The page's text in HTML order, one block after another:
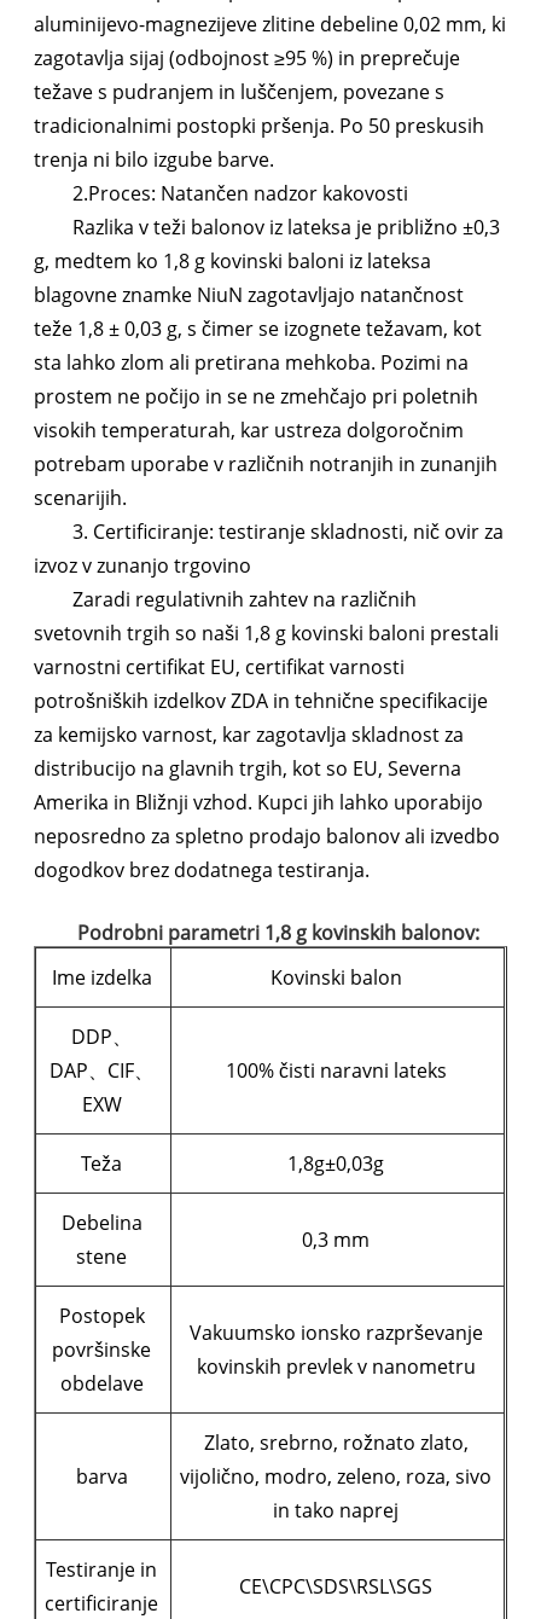
aluminijevo-magnezijeve zlitine debeline 0,02 mm, ki
zagotavlja sijaj (odbojnost ≥95 %) in preprečuje
težave s pudranjem in luščenjem, povezane s
tradicionalnimi postopki pršenja. Po 50 preskusih
trenja ni bilo izgube barve.
2.Proces: Natančen nadzor kakovosti
Razlika v teži balonov iz lateksa je približno ±0,3
g, medtem ko 1,8 g kovinski baloni iz lateksa
blagovne znamke NiuN zagotavljajo natančnost
teže 1,8 ± 0,03 g, s čimer se izognete težavam, kot
sta lahko zlom ali pretirana mehkoba. Pozimi na
prostem ne počijo in se ne zmehčajo pri poletnih
visokih temperaturah, kar ustreza dolgoročnim
potrebam uporabe v različnih notranjih in zunanjih
scenarijih.
3. Certificiranje: testiranje skladnosti, nič ovir za
izvoz v zunanjo trgovino
Zaradi regulativnih zahtev na različnih
svetovnih trgih so naši 1,8 g kovinski baloni prestali
varnostni certifikat EU, certifikat varnosti
potrošniških izdelkov ZDA in tehnične specifikacije
za kemijsko varnost, kar zagotavlja skladnost za
distribucijo na glavnih trgih, kot so EU, Severna
Amerika in Bližnji vzhod. Kupci jih lahko uporabijo
neposredno za spletno prodajo balonov ali izvedbo
dogodkov brez dodatnega testiranja.
Podrobni parametri 1,8 g kovinskih balonov:
Ime izdelka
Kovinski balon
DDP、
DAP、CIF、
EXW
100% čisti naravni lateks
Teža 1,8g±0,03g
Debelina
stene
0,3 mm
Postopek
površinske
obdelave
Vakuumsko ionsko razprševanje
kovinskih prevlek v nanometru
barva
Zlato, srebrno, rožnato zlato,
vijolično, modro, zeleno, roza, sivo
in tako naprej
Testiranje in
certificiranje
CE\CPC\SDS\RSL\SGS